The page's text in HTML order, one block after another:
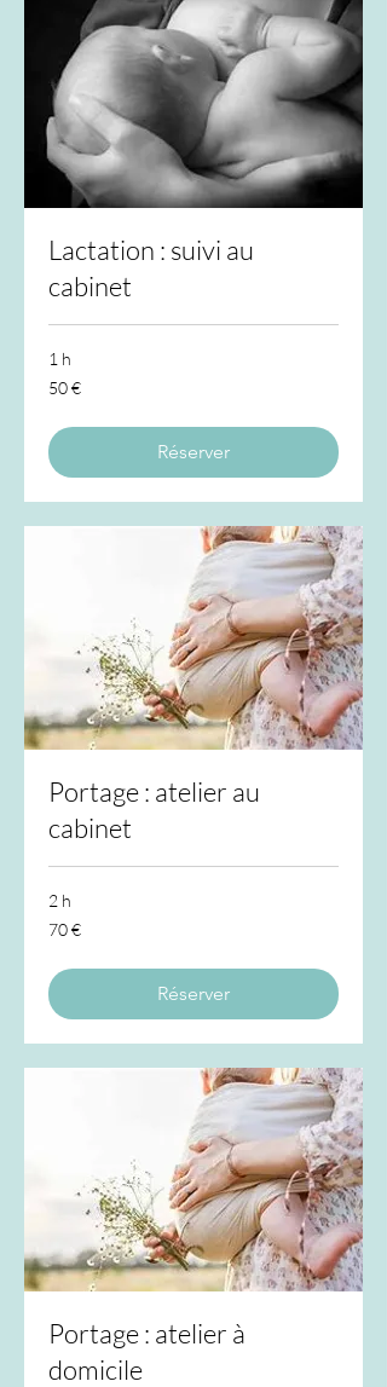
Lactation : suivi au
cabinet
1 h
50
euros
50 €
Réserver
Portage : atelier au
cabinet
2 h
70
euros
70 €
Réserver
Portage : atelier à
domicile